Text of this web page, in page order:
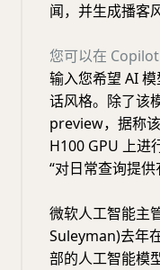
闻，并生成播客
您可以在
输入您希望 AI
话风格。除了该
preview，据称
H100 GPU 上进
“对日常查询提供
微软人工智能主
Suleyman)去年
部的人工智能模